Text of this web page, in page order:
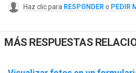
Haz clic para RESPONDER o PEDIR
MÁS RESPUESTAS